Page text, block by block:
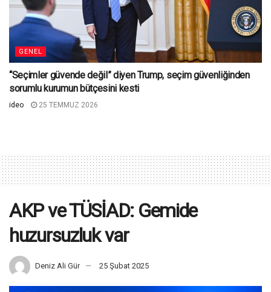
GENEL
“Seçimler güvende değil” diyen Trump, seçim güvenliğinden
sorumlu kurumun bütçesini kesti
ideo 25 TEMMUZ 2026
AKP ve TÜSİAD: Gemide
huzursuzluk var
Deniz Ali Gür 25 Şubat 2025